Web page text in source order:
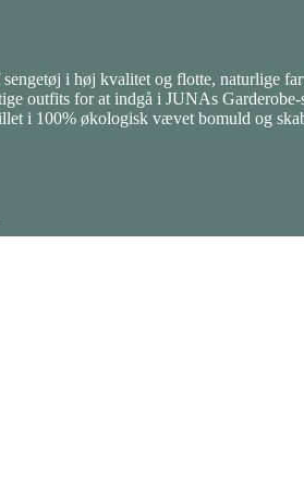
i høj kvalitet og flotte, naturlige
outfits for at indgå i JUNAs
i 100% økologisk vævet bomuld og